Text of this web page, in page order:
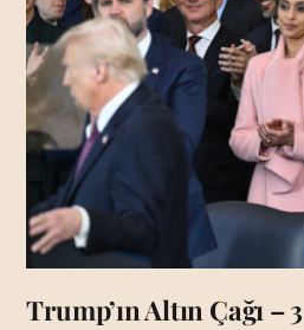
Trump’ın Altın Çağı – 3